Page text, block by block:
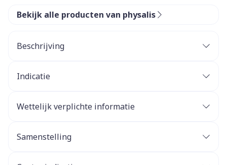
Bekijk alle producten van physalis
Beschrijving
Indicatie
Wettelijk verplichte informatie
Samenstelling